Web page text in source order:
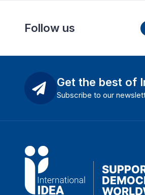
Follow us
Get the best of
Subscribe to our